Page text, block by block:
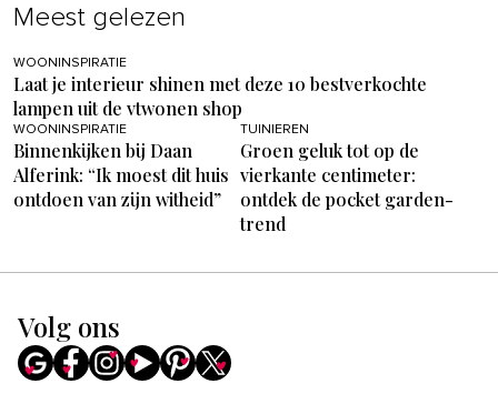
Meest gelezen
WOONINSPIRATIE
Laat je interieur shinen met deze 10 bestverkochte
lampen uit de vtwonen shop
WOONINSPIRATIE
Binnenkijken bij Daan
Alferink: “Ik moest dit huis
ontdoen van zijn witheid”
TUINIEREN
Groen geluk tot op de
vierkante centimeter:
ontdek de pocket garden-
trend
Volg ons